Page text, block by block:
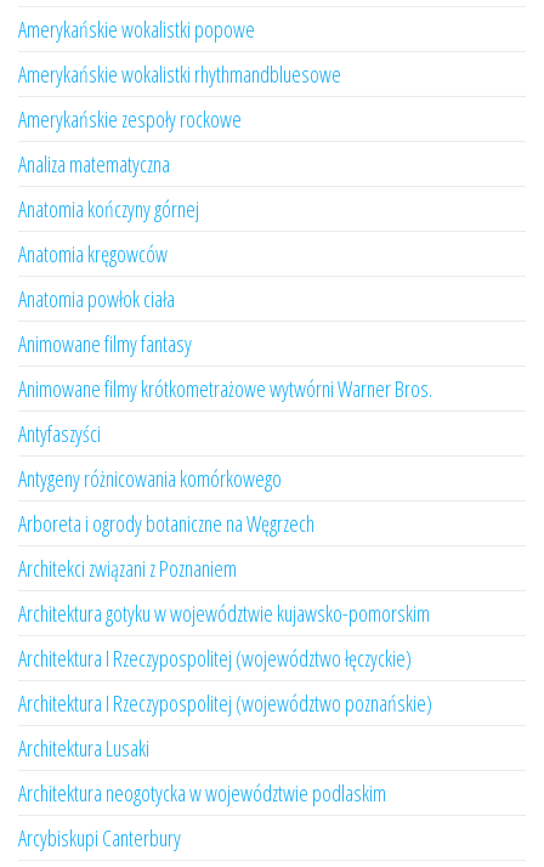
Amerykańskie wokalistki popowe
Amerykańskie wokalistki rhythmandbluesowe
Amerykańskie zespoły rockowe
Analiza matematyczna
Anatomia kończyny górnej
Anatomia kręgowców
Anatomia powłok ciała
Animowane filmy fantasy
Animowane filmy krótkometrażowe wytwórni Warner Bros.
Antyfaszyści
Antygeny różnicowania komórkowego
Arboreta i ogrody botaniczne na Węgrzech
Architekci związani z Poznaniem
Architektura gotyku w województwie kujawsko-pomorskim
Architektura I Rzeczypospolitej (województwo łęczyckie)
Architektura I Rzeczypospolitej (województwo poznańskie)
Architektura Lusaki
Architektura neogotycka w województwie podlaskim
Arcybiskupi Canterbury